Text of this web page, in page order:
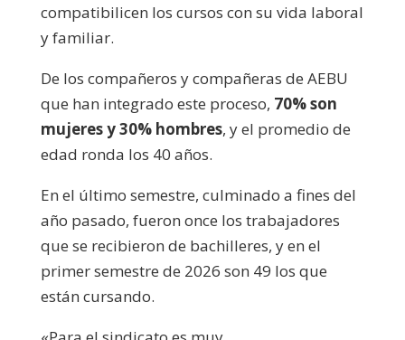
compatibilicen los cursos con su vida laboral
y familiar.
De los compañeros y compañeras de AEBU
que han integrado este proceso, 70% son
mujeres y 30% hombres, y el promedio de
edad ronda los 40 años.
En el último semestre, culminado a fines del
año pasado, fueron once los trabajadores
que se recibieron de bachilleres, y en el
primer semestre de 2026 son 49 los que
están cursando.